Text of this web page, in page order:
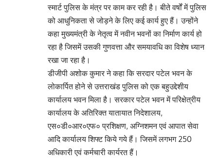
स्मार्ट पुलिस के मंत्र पर काम कर रही है। बीते वर्षों में पुलिस
को आधुनिकता से जोड़ने के लिए कई कार्य हुए हैं। उन्होंने
कहा मुख्यमंत्री के नेतृत्व में नवीन भवनों का निर्माण कार्य हो
रहा है जिसमें उसकी गुणवत्ता और समयावधि का विशेष ध्यान
रखा जा रहा है।
डीजीपी अशोक कुमार ने कहा कि सरदार पटेल भवन के
लोकार्पित होने से उत्तराखंड पुलिस को एक बहुउद्देशीय
कार्यालय भवन मिला है। सरकार पटेल भवन में परिक्षेत्रीय
कार्यालय के अतिरिक्त यातायात निदेशालय,
एस०डी०आर०एफ० प्रशिक्षण, अग्निशमन एवं आपात सेवा
आदि कार्यालय शिफ्ट किये गये हैं। जिसमें लगभग 250
अधिकारी एवं कर्मचारी कार्यरत हैं।